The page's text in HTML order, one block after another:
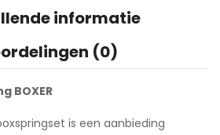
informatie
(0)
BOXER
is een aanbieding